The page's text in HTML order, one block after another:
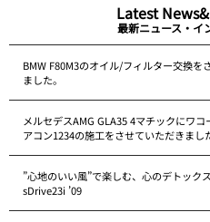
Latest
最新ニュース・イ
BMW F80M3のオイル/フィルター交換を
ました。
メルセデスAMG GLA35 4マチックにワコ
アコン1234の施工をさせていただきまし
”心地のいい風”で楽しむ、心のデトッ
sDrive23i ’09